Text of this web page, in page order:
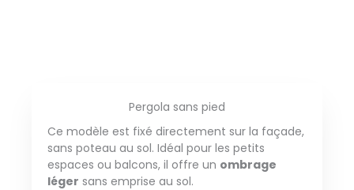
Pergola sans pied
Ce modèle est fixé directement sur la façade,
sans poteau au sol. Idéal pour les petits
espaces ou balcons, il offre un ombrage
léger sans emprise au sol.